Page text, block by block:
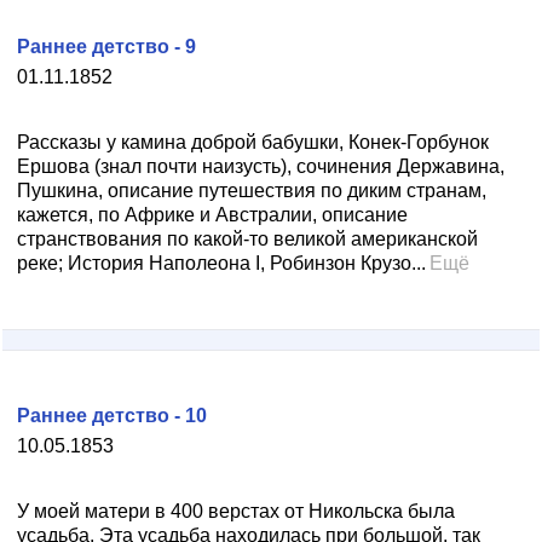
01.11.1852
Раннее детство - 9
Рассказы у камина доброй бабушки, Конек-Горбунок
Ершова (знал почти наизусть), сочинения Державина,
Пушкина, описание путешествия по диким странам,
кажется, по Африке и Австралии, описание
странствования по какой-то великой американской
реке; История Наполеона I, Робинзон Крузо... Ещё
10.05.1853
Раннее детство - 10
У моей матери в 400 верстах от Никольска была
усадьба. Эта усадьба находилась при большой, так